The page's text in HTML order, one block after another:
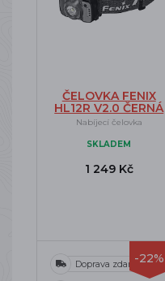
ČELOVKA FENIX
HL12R V2.0 ČERNÁ
Nabíjecí čelovka
SKLADEM
1 249 Kč
-22%
Doprava zdarma